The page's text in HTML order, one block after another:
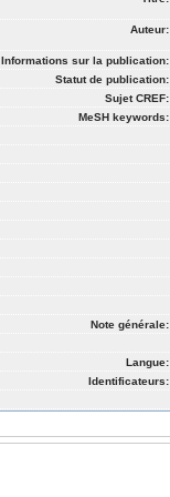
Auteur:
Informations sur la publication:
Statut de publication:
Sujet CREF:
MeSH keywords:
Note générale:
Langue:
Identificateurs: